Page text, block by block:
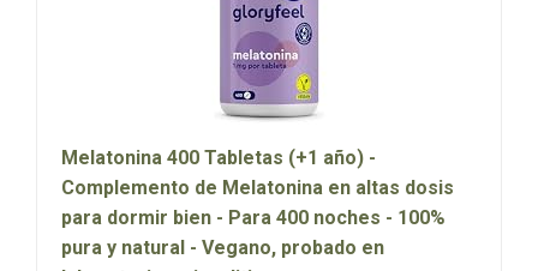
Melatonina 400 Tabletas (+1 año) -
Complemento de Melatonina en altas dosis
para dormir bien - Para 400 noches - 100%
pura y natural - Vegano, probado en